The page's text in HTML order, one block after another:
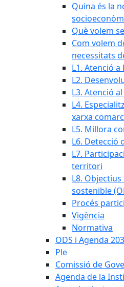
Quina és la
Què volem
Com volem
necessitats
L1. Atenció
L2.
L3. Atenció
L4.
xarxa
L5. Millora
L6. Detecció
L7.
territori
L8.
sostenible
Procés
Vigència
Normativa
ODS i Agenda
Ple
Comissió de
Agenda de la